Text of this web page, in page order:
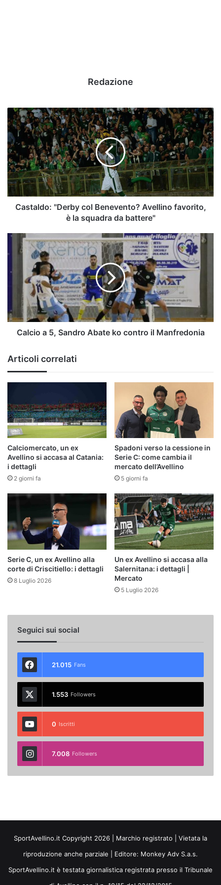
Redazione
Castaldo:
"Derby
col
Benevento?
Avellino
favorito,
è
la
squadra
Castaldo: "Derby col Benevento? Avellino favorito,
è la squadra da battere"
Calcio
Abate
contro
il
Manfredonia
Calcio a 5, Sandro Abate ko contro il Manfredonia
Articoli correlati
Calciomercato, un ex
Avellino si accasa al Catania:
i dettagli
2 giorni fa
Spadoni verso la cessione in
Serie C: come cambia il
mercato dell’Avellino
5 giorni fa
Serie C, un ex Avellino alla
corte di Criscitiello: i dettagli
8 Luglio 2026
Un ex Avellino si accasa alla
Salernitana: i dettagli |
Mercato
5 Luglio 2026
Seguici sui social
21.015 Fans
1.553 Followers
0 Iscritti
7.008 Followers
SportAvellino.it Copyright 2026 | Marchio registrato | Vietata la
riproduzione anche parziale | Editore: Monkey Adv S.a.s.
SportAvellino.it è testata giornalistica registrata presso il Tribunale